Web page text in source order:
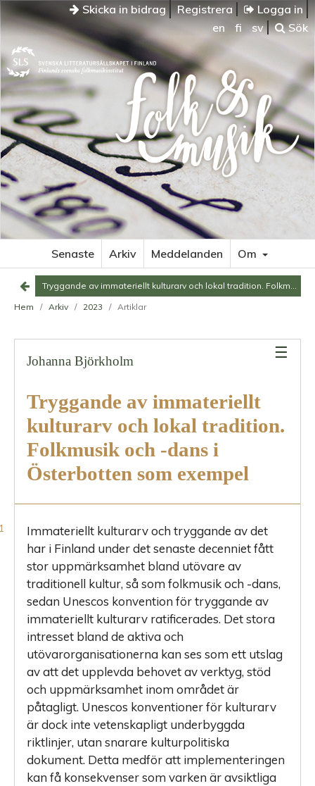
Skicka in bidrag Registrera
Logga in
en
fi sv Sök
Senaste Arkiv Meddelanden Om
Tryggande av immateriellt kulturarv och lokal tradition. Folkmusik och -dans i Österbotten som exempel
Hem
/ Arkiv / 2023 / Artiklar
TRYGGANDE
AV
IMMATERIELLT
KULTURARV
OCH
LOKAL
TRADITION.
FOLKMUSIK
-
DANS
I
ÖSTERBOTTEN
EXEMPEL
Begreppet
kulturarv”
Konventionen,
och
lokal
Tryggande,
hur
gör
Önskad
målsättning
Arkivdanskonsert
Popup-
workshopar
Folkdansare
i
samarbete
med
skolan
Våra
erfarenheter
☰
Johanna Björkholm
Tryggande av immateriellt
kulturarv och lokal tradition.
Folkmusik och -dans i
Österbotten som exempel
Immateriellt kulturarv och tryggande av det
har i Finland under det senaste decenniet fått
stor uppmärksamhet bland utövare av
traditionell kultur, så som folkmusik och -dans,
sedan Unescos konvention för tryggande av
immateriellt kulturarv ratificerades. Det stora
intresset bland de aktiva och
utövarorganisationerna kan ses som ett utslag
av att det upplevda behovet av verktyg, stöd
och uppmärksamhet inom området är
påtagligt. Unescos konventioner för kulturarv
är dock inte vetenskapligt underbyggda
riktlinjer, utan snarare kulturpolitiska
dokument. Detta medför att implementeringen
kan få konsekvenser som varken är avsiktliga